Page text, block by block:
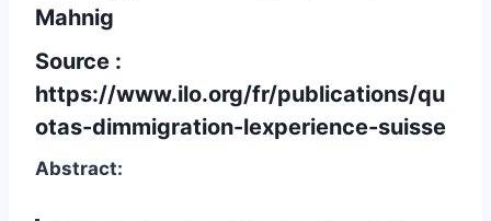
Mahnig
Source :
https://www.ilo.org/fr/publications/qu
otas-dimmigration-lexperience-suisse
Abstract: